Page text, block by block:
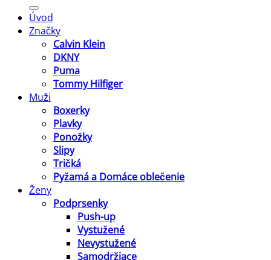
Úvod
Značky
Calvin Klein
DKNY
Puma
Tommy Hilfiger
Muži
Boxerky
Plavky
Ponožky
Slipy
Tričká
Pyžamá a Domáce oblečenie
Ženy
Podprsenky
Push-up
Vystužené
Nevystužené
Samodržiace